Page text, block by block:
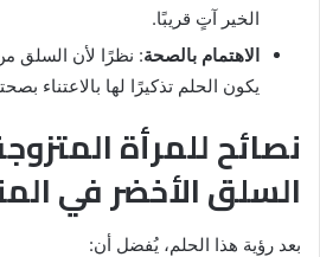
الخير آتٍ قريبًا.
الاهتمام بالصحة: نظرًا لأن السلق
يكون الحلم تذكيرًا لها بالاعتناء
نصائح للمرأة
السلق الأخضر في
بعد رؤية هذا الحلم، يُفضل أن: